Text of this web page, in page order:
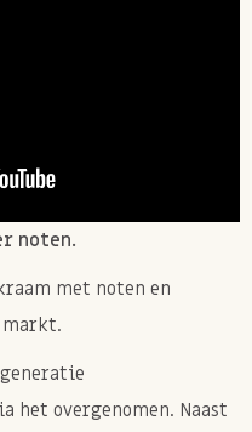
noten.
met noten en
markt.
het overgenomen. Naast